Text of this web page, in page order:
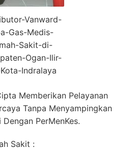
Vanward-
Gas-Medis-
Sakit-di-
Ogan-Ilir-
Indralaya
Memberikan Pelayanan
Tanpa Menyampingkan
PerMenKes.
Sakit :